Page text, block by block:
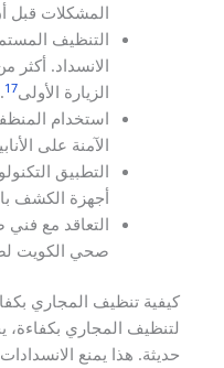
المشكلات قبل
التنظيف
الزيارة الأولى17
.
استخدام
الآمنة على
التطبيق
أجهزة الكشف
التعاقد مع
صحي الكويت
كيفية تنظيف المجاري
لتنظيف المجاري
حديثة. هذا يمنع